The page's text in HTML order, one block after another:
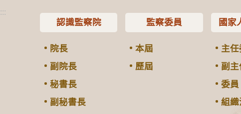
:::
認識監察院
院長
副院長
秘書長
副秘書長
監察委員
本屆
歷屆
國家
主任
副主
委員
組織